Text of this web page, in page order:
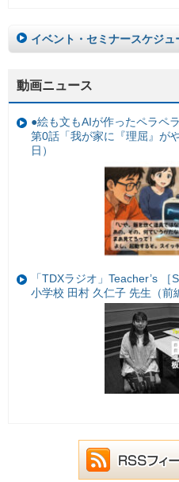
イベント・セミナースケジュ
動画ニュース
●絵も文もAIが作ったペラペ
第0話「我が家に『理屈』が
日）
「TDXラジオ」Teacher’s
小学校 田村 久仁子 先生（前